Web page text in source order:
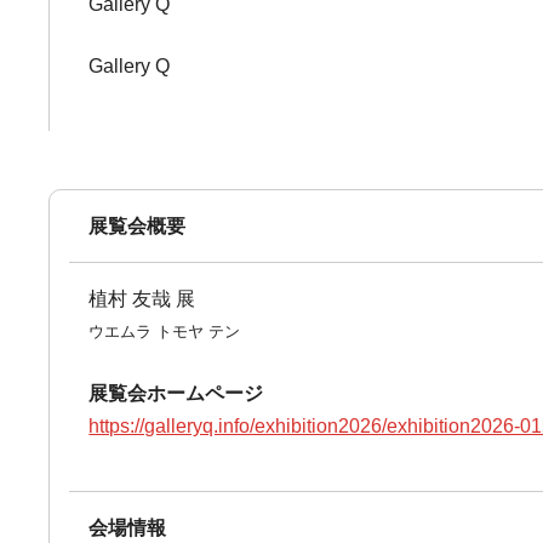
Gallery Q
Gallery Q
展覧会概要
植村 友哉 展
ウエムラ トモヤ テン
展覧会ホームページ
https://galleryq.info/exhibition2026/exhibition2026-
会場情報